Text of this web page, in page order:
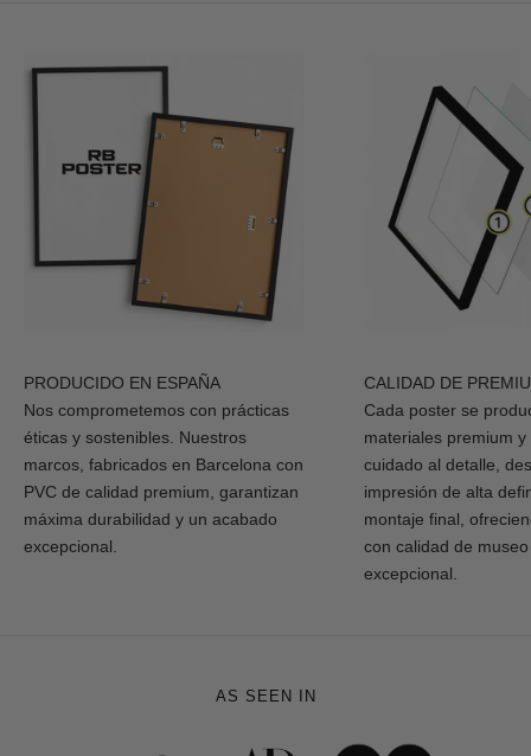
PRODUCIDO EN ESPAÑA
Nos comprometemos con prácticas
éticas y sostenibles. Nuestros
marcos, fabricados en Barcelona con
PVC de calidad premium, garantizan
máxima durabilidad y un acabado
excepcional.
CALIDAD DE
Cada poster se
materiales premium
cuidado al detalle,
impresión de alta
montaje final,
con calidad de
excepcional.
AS SEEN IN